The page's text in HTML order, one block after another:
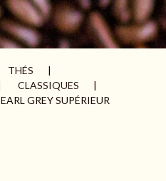
THÉS
CLASSIQUES
EARL GREY SUPÉRIEUR